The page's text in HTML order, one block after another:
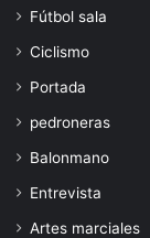
Fútbol sala
Ciclismo
Portada
pedroneras
Balonmano
Entrevista
Artes marciales